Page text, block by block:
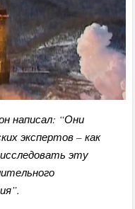
написал: “Они
экспертов – как
эту